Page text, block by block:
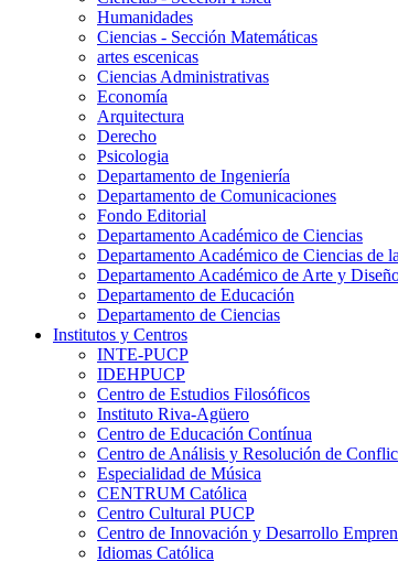
Humanidades
Ciencias - Sección Matemáticas
artes escenicas
Ciencias Administrativas
Economía
Arquitectura
Derecho
Psicologia
Departamento de Ingeniería
Departamento de Comunicaciones
Fondo Editorial
Departamento Académico de Ciencias
Departamento Académico de Ciencias de
Departamento Académico de Arte y
Departamento de Educación
Departamento de Ciencias
Institutos y Centros
INTE-PUCP
IDEHPUCP
Centro de Estudios Filosóficos
Instituto Riva-Agüero
Centro de Educación Contínua
Centro de Análisis y Resolución de
Especialidad de Música
CENTRUM Católica
Centro Cultural PUCP
Centro de Innovación y Desarrollo
Idiomas Católica